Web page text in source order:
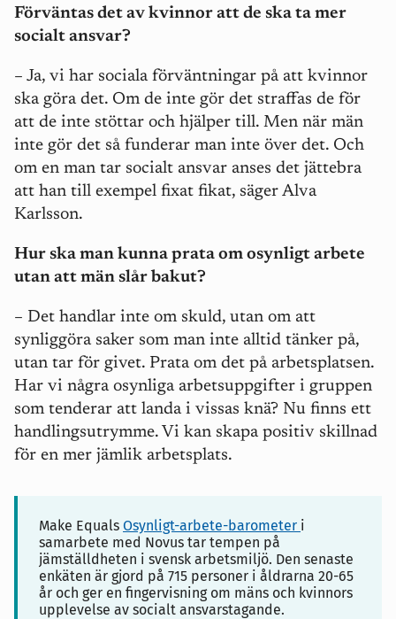
Förväntas det av kvinnor att de ska ta mer
socialt ansvar?
– Ja, vi har sociala förväntningar på att kvinnor
ska göra det. Om de inte gör det straffas de för
att de inte stöttar och hjälper till. Men när män
inte gör det så funderar man inte över det. Och
om en man tar socialt ansvar anses det jättebra
att han till exempel fixat fikat, säger Alva
Karlsson.
Hur ska man kunna prata om osynligt arbete
utan att män slår bakut?
– Det handlar inte om skuld, utan om att
synliggöra saker som man inte alltid tänker på,
utan tar för givet. Prata om det på arbetsplatsen.
Har vi några osynliga arbetsuppgifter i gruppen
som tenderar att landa i vissas knä? Nu finns ett
handlingsutrymme. Vi kan skapa positiv skillnad
för en mer jämlik arbetsplats.
Make Equals Osynligt-arbete-barometer i
samarbete med Novus tar tempen på
jämställdheten i svensk arbetsmiljö. Den senaste
enkäten är gjord på 715 personer i åldrarna 20-65
år och ger en fingervisning om mäns och kvinnors
upplevelse av socialt ansvarstagande.